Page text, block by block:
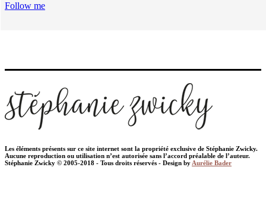
Follow me
Les éléments présents sur ce site internet sont la propriété exclusive de Stéphanie Zwicky.
Aucune reproduction ou utilisation n’est autorisée sans l’accord préalable de l’auteur.
Stéphanie Zwicky © 2005-2018 - Tous droits réservés - Design by Aurélie Bader